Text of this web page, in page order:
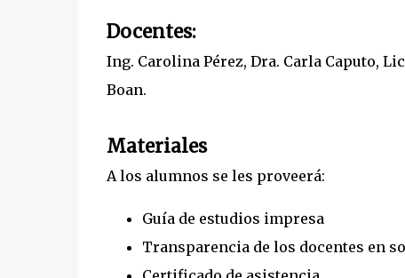
Docentes:
Ing. Carolina Pérez, Dra. Carla Caputo,
Boan.
Materiales
A los alumnos se les proveerá:
Guía de estudios impresa
Transparencia de los docentes en